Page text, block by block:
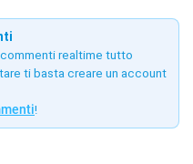
realtime tutto
ti basta creare un account
!